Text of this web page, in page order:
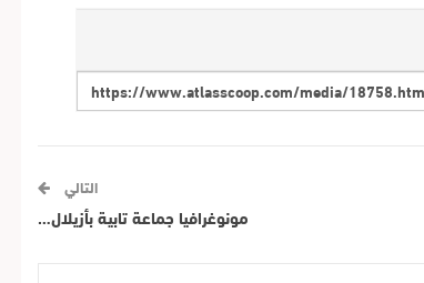
التالي
مونوغرافيا جماعة تابية بأزيلال…